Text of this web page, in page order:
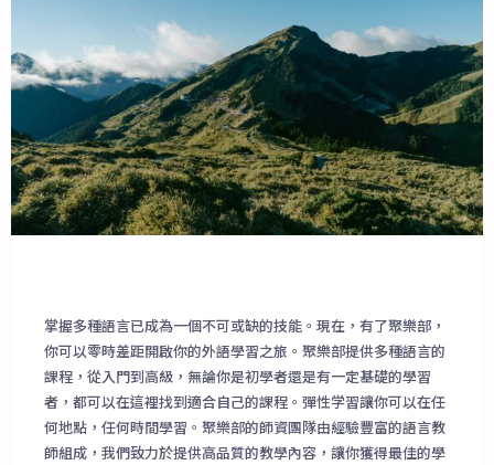
掌握多種語言已成為一個不可或缺的技能。現在，有了聚樂部，
你可以零時差距開啟你的外語學習之旅。聚樂部提供多種語言的
課程，從入門到高級，無論你是初學者還是有一定基礎的學習
者，都可以在這裡找到適合自己的課程。彈性学習讓你可以在任
何地點，任何時間學習。聚樂部的師資團隊由經驗豐富的語言教
師組成，我們致力於提供高品質的教學內容，讓你獲得最佳的學